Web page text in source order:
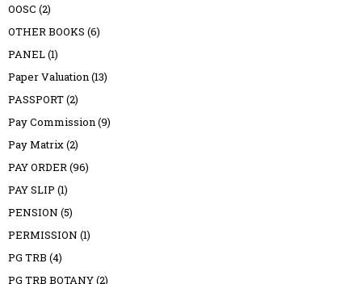
OOSC (2)
OTHER BOOKS (6)
PANEL(1)
Paper Valuation(13)
PASSPORT(2)
Pay Commission(9)
Pay Matrix(2)
PAY ORDER(96)
PAY SLIP (1)
PENSION (5)
PERMISSION (1)
PG TRB (4)
PG TRB BOTANY(2)